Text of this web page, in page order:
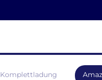
Komplettladung